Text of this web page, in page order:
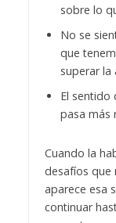
sobre lo
No se
que
superar la
El sentido
pasa más
Cuando la
desafíos que
aparece esa
continuar